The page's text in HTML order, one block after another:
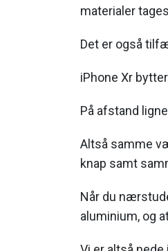
materialer
Det er også
iPhone Xr
På afstand
Altså samme
knap samt
Når du
aluminium, og